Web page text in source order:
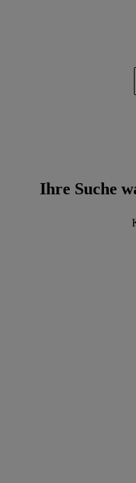
Ihre Suche